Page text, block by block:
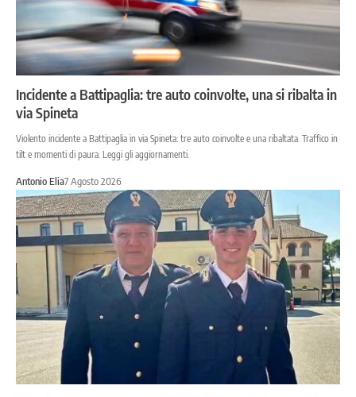
Incidente a Battipaglia: tre auto coinvolte, una si ribalta in
via Spineta
Violento incidente a Battipaglia in via Spineta: tre auto coinvolte e una ribaltata. Traffico in
tilt e momenti di paura. Leggi gli aggiornamenti.
Antonio Elia7 Agosto 2026